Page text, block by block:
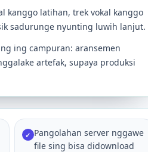
kanggo latihan, trek vokal kanggo
sadurunge nyunting luwih lanjut.
ing campuran: aransemen
artefak, supaya produksi
✓ Pangolahan server nggawe
file sing bisa didownload